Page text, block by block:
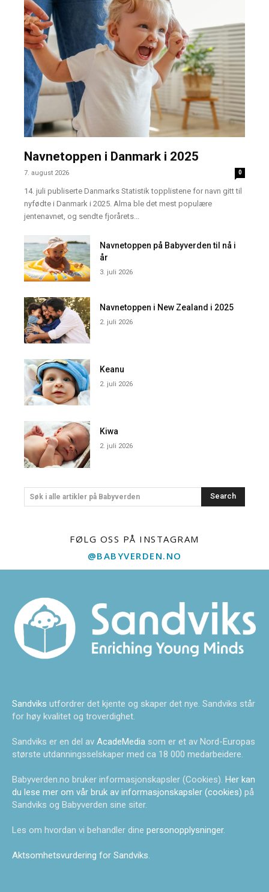
Navnetoppen i Danmark i 2025
7. august 2026 0
14. juli publiserte Danmarks Statistik topplistene for navn gitt til
nyfødte i Danmark i 2025. Alma ble det mest populære
jentenavnet, og sendte fjorårets...
Navnetoppen på Babyverden til nå i
år
3. juli 2026
Navnetoppen i New Zealand i 2025
2. juli 2026
Keanu
2. juli 2026
Kiwa
2. juli 2026
Søk i alle artikler på Babyverden Search
FØLG OSS PÅ INSTAGRAM
@BABYVERDEN.NO
Sandviks utfordrer det kjente og skaper det nye. Sandviks står
for høy kvalitet og troverdighet.
Sandviks er en del av AcadeMedia som er et av Nord-Europas
største utdanningsselskaper med ca 18 000 medarbeidere.
Babyverden.no bruker informasjonskapsler (Cookies). Her kan
du lese mer om vår bruk av informasjonskapsler (cookies) på
Sandviks og Babyverden sine siter.
Les om hvordan vi behandler dine personopplysninger.
Aktsomhetsvurdering for Sandviks.